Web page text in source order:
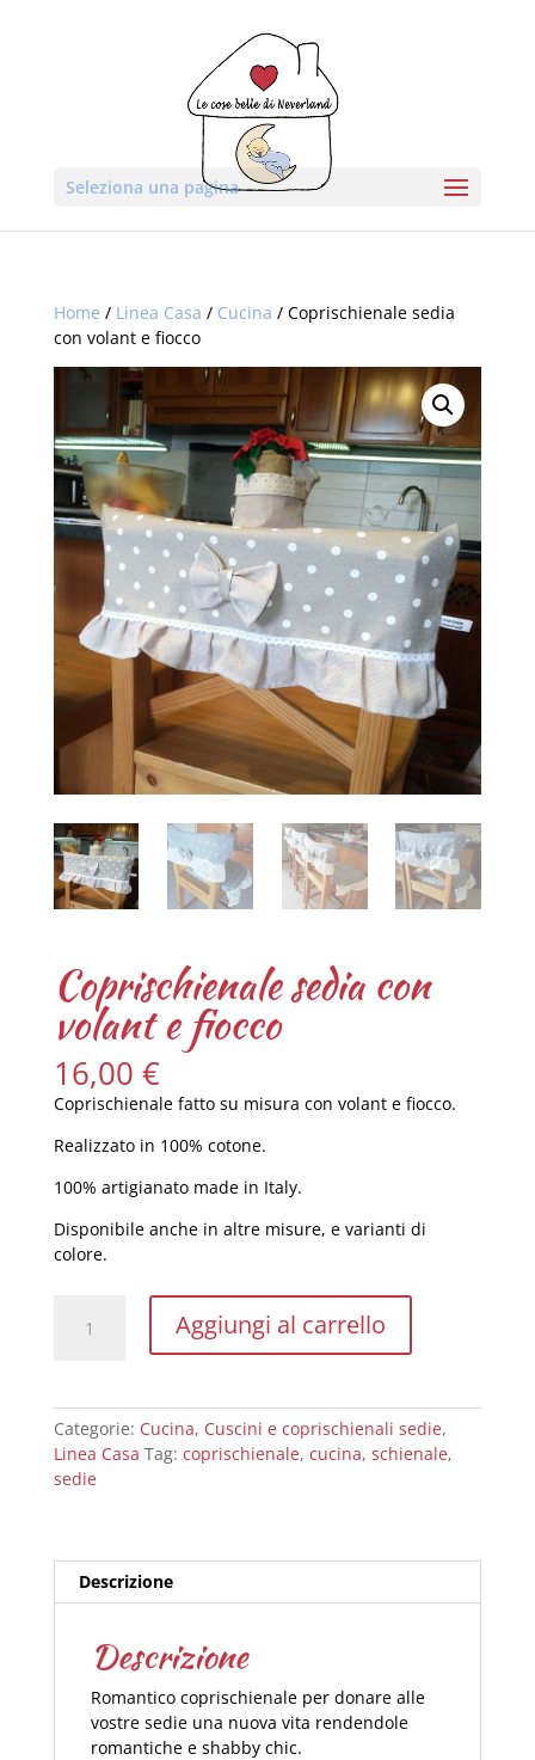
Seleziona una pagina
Home / Linea Casa / Cucina / Coprischienale sedia
con volant e fiocco
Coprischienale sedia con
volant e fiocco
16,00 €
Coprischienale fatto su misura con volant e fiocco.
Realizzato in 100% cotone.
100% artigianato made in Italy.
Disponibile anche in altre misure, e varianti di
colore.
Coprischienale
sedia
e
fiocco
quantità
Aggiungi al carrello
Categorie: Cucina, Cuscini e coprischienali sedie,
Linea Casa Tag: coprischienale, cucina, schienale,
sedie
Descrizione
Descrizione
Romantico coprischienale per donare alle
vostre sedie una nuova vita rendendole
romantiche e shabby chic.